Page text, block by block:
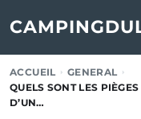
ACCUEIL
GENERAL
QUELS SONT LES
D’UN…